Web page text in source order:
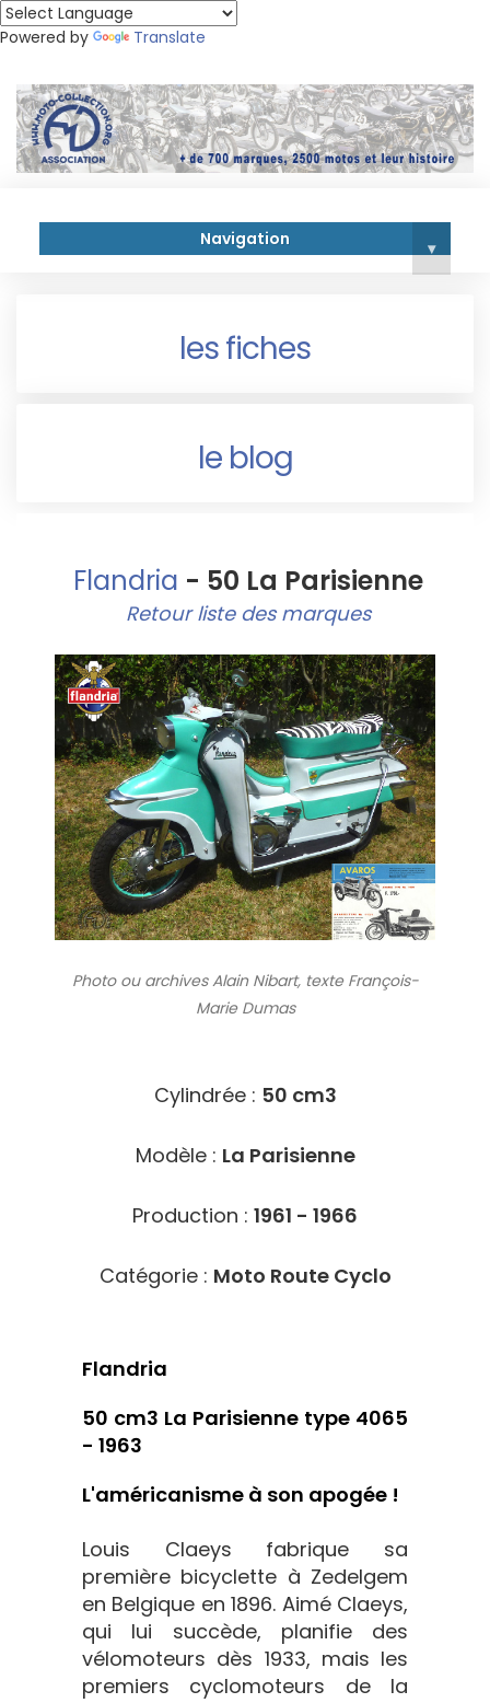
Powered by Translate
Navigation ▾
les fiches
le blog
Flandria - 50 La Parisienne
Retour liste des marques
Photo ou archivesAlain Nibart, texte François-
Marie Dumas
Cylindrée : 50 cm3
Modèle : La Parisienne
Production : 1961 - 1966
Catégorie : Moto Route Cyclo
Flandria
50 cm3 La Parisienne type 4065
- 1963
L'américanisme à son apogée !
Louis Claeys fabrique sa
première bicyclette à Zedelgem
en Belgique en 1896. Aimé Claeys,
qui lui succède, planifie des
vélomoteurs dès 1933, mais les
premiers cyclomoteurs de la